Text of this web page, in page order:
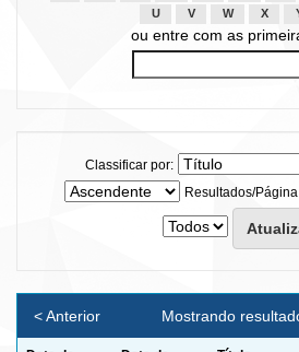
U
V W X
ou entre com as
Classificar por:
Resultados/Página
Mostrando
< Anterior